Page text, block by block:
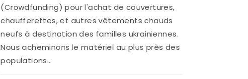
(Crowdfunding) pour l'achat de couvertures,
chaufferettes, et autres vêtements chauds
neufs à destination des familles ukrainiennes.
Nous acheminons le matériel au plus près des
populations…